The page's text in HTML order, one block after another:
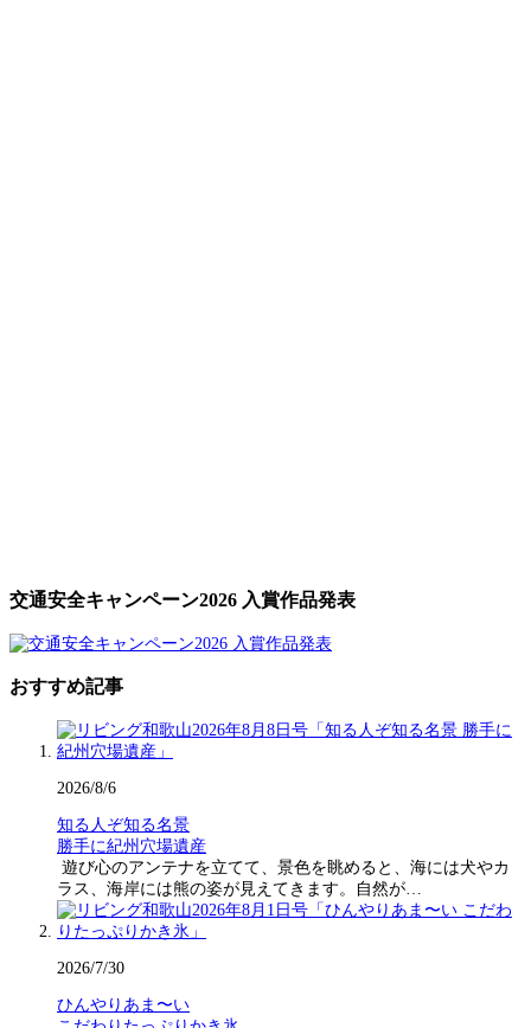
交通安全キャンペーン2026 入賞作品発表
おすすめ記事
2026/8/6
知る人ぞ知る名景
勝手に紀州穴場遺産
遊び心のアンテナを立てて、景色を眺めると、海には犬やカ
ラス、海岸には熊の姿が見えてきます。自然が…
2026/7/30
ひんやりあま〜い